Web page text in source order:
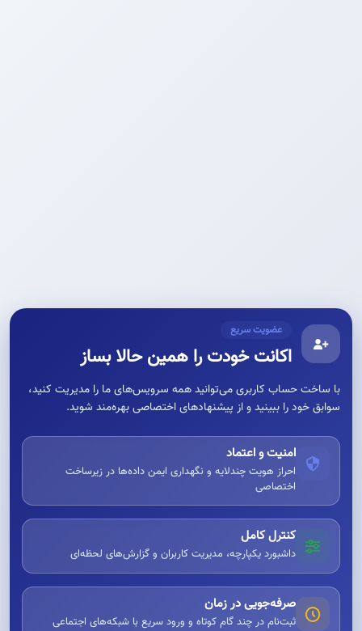
عضویت سریع
اکانت خودت را همین حالا بساز
با ساخت حساب کاربری می‌توانید همه سرویس‌های ما را مدیریت کنید،
سوابق خود را ببینید و از پیشنهادهای اختصاصی بهره‌مند شوید.
امنیت و اعتماد
احراز هویت چندلایه و نگهداری ایمن داده‌ها در زیرساخت
اختصاصی
کنترل کامل
داشبورد یکپارچه، مدیریت کاربران و گزارش‌های لحظه‌ای
صرفه‌جویی در زمان
ثبت‌نام در چند گام کوتاه و ورود سریع با شبکه‌های اجتماعی